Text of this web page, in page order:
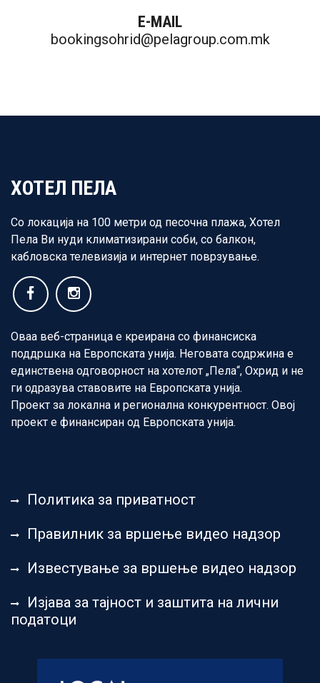
E-MAIL
bookingsohrid@pelagroup.com.mk
ХОТЕЛ ПЕЛА
Со локација на 100 метри од песочна плажа, Хотел
Пела Ви нуди климатизирани соби, со балкон,
кабловска телевизија и интернет поврзување.
Оваа веб-страница е креирана со финансиска
поддршка на Европската унија. Неговата содржина е
единствена одговорност на хотелот „Пела“, Охрид и не
ги одразува ставовите на Европската унија.
Проект за локална и регионална конкурентност. Овој
проект е финансиран од Европската унија.
Политика за приватност
Правилник за вршење видео надзор
Известување за вршење видео надзор
Изјава за тајност и заштита на лични
податоци